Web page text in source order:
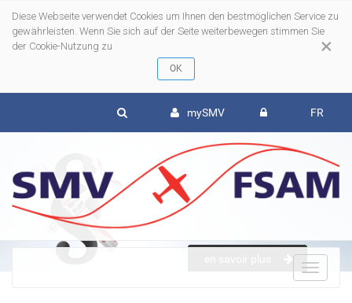
×
Diese Webseite verwendet Cookies um Ihnen den bestmöglichen Service zu
gewährleisten. Wenn Sie sich auf der Seite weiterbewegen stimmen Sie
der Cookie-Nutzung zu
mySMV FR